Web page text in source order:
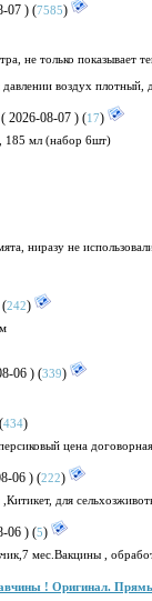
07 ) (7585)
не только показывает
воздух плотный,
2026-08-07 ) (17)
185 мл (набор 6шт)
ниразу не
(242)
06 ) (339)
434)
цена договорная
06 ) (222)
для
06 ) (5)
мес.Вакцины ,
! Оригинал.